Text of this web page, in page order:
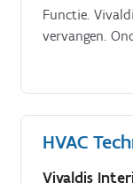
Functie.
vervangen.
HVAC
Vivaldis